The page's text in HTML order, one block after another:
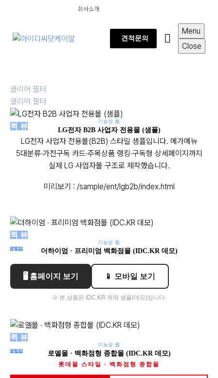
회사소개
견적문의
Menu
Close
클리어 필터
클리어 필터
퀵 뷰
기능성 웹
LG전자 B2B 사업자 전용몰 (샘플)
LG전자 사업자 전용몰(B2B) 스타일 샘플입니다. 메가메뉴
5대분류·가전구독 카드·주목상품 랭킹·구독형 상세페이지까지
실제 LG 사업자몰 구조로 제작했습니다.
미리보기 : /sample/ent/lgb2b/index.html
퀵 뷰
5일제작
기능성 웹
더하이엄 · 프리미엄 백화점몰 (IDC.KR 데모)
🖥 홈페이지 보기 📱 모바일 보기
※ 본 상품은 IDC.KR 제작 샘플(데모)입니다.
퀵 뷰
5일제작
기능성 웹
로엘몰 · 백화점형 종합몰 (IDC.KR 데모)
롯데몰 스타일 · 백화점형 종합몰